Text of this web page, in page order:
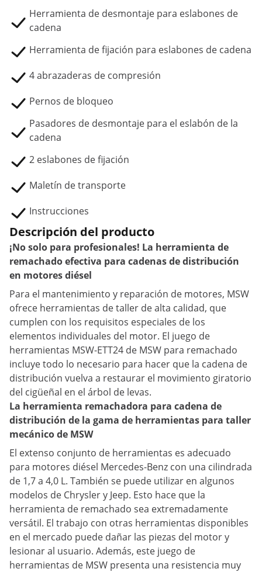
Herramienta de desmontaje para eslabones de
cadena
Herramienta de fijación para eslabones de cadena
4 abrazaderas de compresión
Pernos de bloqueo
Pasadores de desmontaje para el eslabón de la
cadena
2 eslabones de fijación
Maletín de transporte
Instrucciones
Descripción del producto
¡No solo para profesionales! La herramienta de
remachado efectiva para cadenas de distribución
en motores diésel
Para el mantenimiento y reparación de motores, MSW
ofrece herramientas de taller de alta calidad, que
cumplen con los requisitos especiales de los
elementos individuales del motor. El juego de
herramientas MSW-ETT24 de MSW para remachado
incluye todo lo necesario para hacer que la cadena de
distribución vuelva a restaurar el movimiento giratorio
del cigüeñal en el árbol de levas.
La herramienta remachadora para cadena de
distribución de la gama de herramientas para taller
mecánico de MSW
El extenso conjunto de herramientas es adecuado
para motores diésel Mercedes-Benz con una cilindrada
de 1,7 a 4,0 L. También se puede utilizar en algunos
modelos de Chrysler y Jeep. Esto hace que la
herramienta de remachado sea extremadamente
versátil. El trabajo con otras herramientas disponibles
en el mercado puede dañar las piezas del motor y
lesionar al usuario. Además, este juego de
herramientas de MSW presenta una resistencia muy